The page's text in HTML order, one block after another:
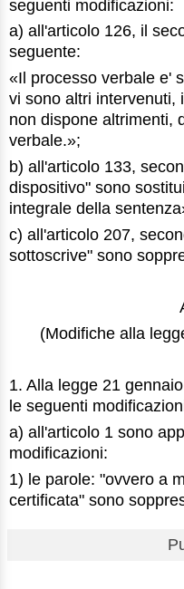
seguenti modificazioni:
a) all'articolo 126, il
seguente:
«Il processo verbale e'
vi sono altri intervenuti,
non dispone altrimenti,
verbale.»;
b) all'articolo 133,
dispositivo" sono
integrale della
c) all'articolo 207,
sottoscrive" sono
(Modifiche alla
1. Alla legge 21
le seguenti
a) all'articolo 1 sono
modificazioni:
1) le parole: "ovvero a
certificata" sono